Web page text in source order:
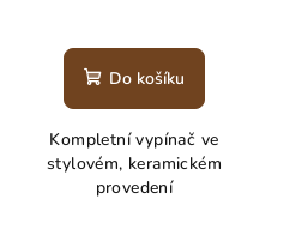
Do košíku
Kompletní vypínač ve
stylovém, keramickém
provedení